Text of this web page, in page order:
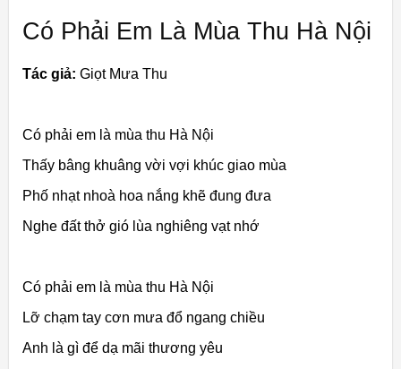
Có Phải Em Là Mùa Thu Hà Nội
Tác giả: Giọt Mưa Thu
Có phải em là mùa thu Hà Nội
Thấy bâng khuâng vời vợi khúc giao mùa
Phố nhạt nhoà hoa nắng khẽ đung đưa
Nghe đất thở gió lùa nghiêng vạt nhớ
Có phải em là mùa thu Hà Nội
Lỡ chạm tay cơn mưa đổ ngang chiều
Anh là gì để dạ mãi thương yêu